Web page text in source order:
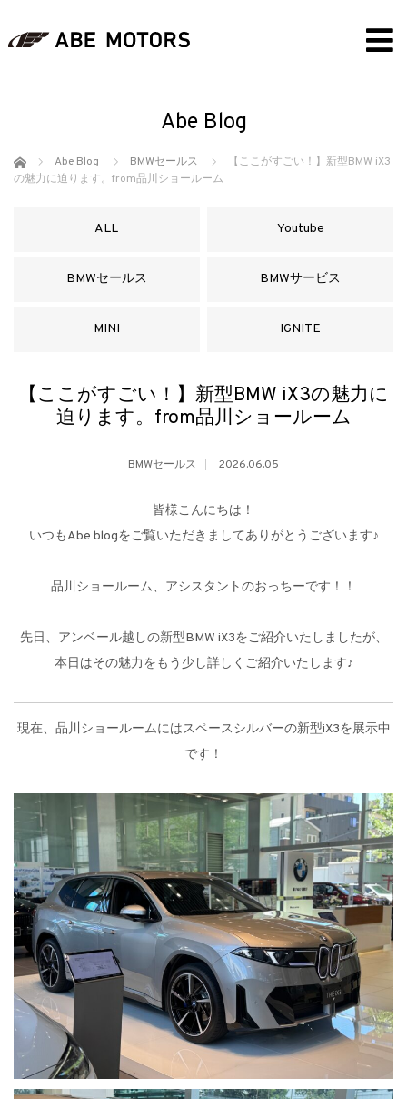
Abe Blog
ホーム Abe Blog BMWセールス
【ここがすごい！】新型BMW iX3
の魅力に迫ります。from品川ショールーム
ALL Youtube
BMWセールス BMWサービス
MINI IGNITE
【ここがすごい！】新型BMW iX3の魅力に
迫ります。from品川ショールーム
BMWセールス 2026.06.05
皆様こんにちは！
いつもAbe blogをご覧いただきましてありがとうございます♪
品川ショールーム、アシスタントのおっちーです！！
先日、アンベール越しの新型BMW iX3をご紹介いたしましたが、
本日はその魅力をもう少し詳しくご紹介いたします♪
現在、品川ショールームにはスペースシルバーの新型iX3を展示中
です！